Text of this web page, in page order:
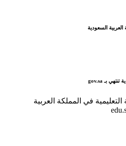
السعودية
تنتهي بـ gov.sa
في المملكة العربية